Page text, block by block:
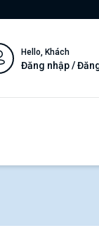
Hello, Khách
Đăng nhập /